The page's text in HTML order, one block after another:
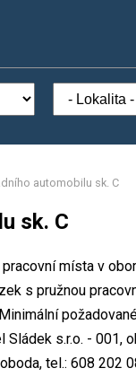
automobilu sk. C
sk. C
místa v
s pružnou
s.r.o. - 001,
tel.: 608 202